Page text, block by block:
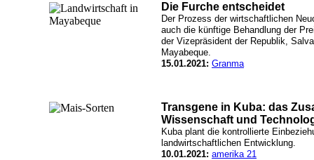
Die Furche entscheidet
Der Prozess der wirtschaftlichen
auch die künftige Behandlung der
der Vizepräsident der Republik,
Mayabeque.
15.01.2021: Granma
Transgene in Kuba: das
Wissenschaft und
Kuba plant die kontrollierte
landwirtschaftlichen Entwicklung.
10.01.2021: amerika 21